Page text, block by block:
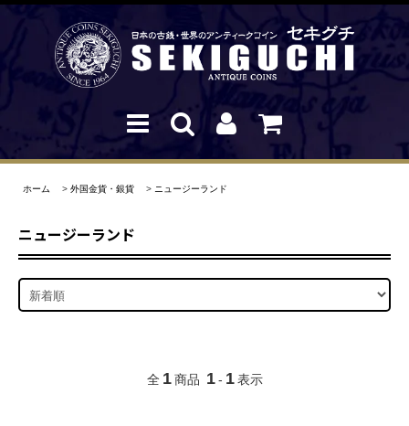
ホーム > 外国金貨・銀貨 > ニュージーランド
ニュージーランド
全 1 商品 1 - 1 表示